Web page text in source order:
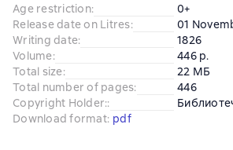
Age restriction:
0+
Release date on Litres:
01
Writing date:
1826
Volume:
446 p.
Total size:
22 МБ
Total number of pages:
446
Copyright Holder::
Download format: pdf